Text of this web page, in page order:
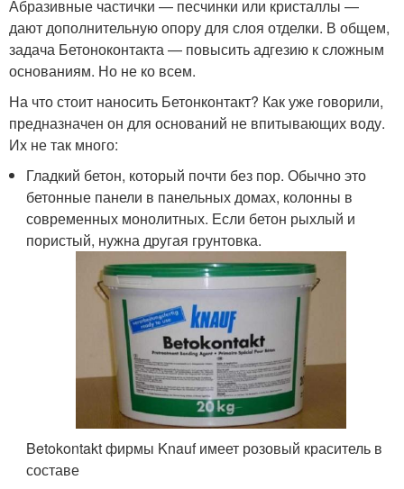
Абразивные частички — песчинки или кристаллы —
дают дополнительную опору для слоя отделки. В общем,
задача Бетоноконтакта — повысить адгезию к сложным
основаниям. Но не ко всем.
На что стоит наносить Бетонконтакт? Как уже говорили,
предназначен он для оснований не впитывающих воду.
Их не так много:
Гладкий бетон, который почти без пор. Обычно это
бетонные панели в панельных домах, колонны в
современных монолитных. Если бетон рыхлый и
пористый, нужна другая грунтовка.
Betokontakt фирмы Knauf имеет розовый краситель в
составе